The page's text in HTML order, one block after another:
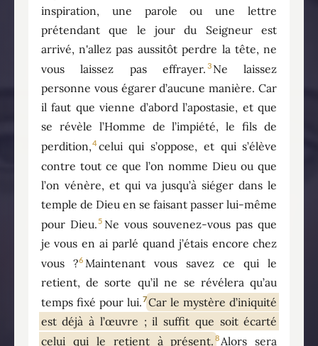
inspiration, une parole ou une lettre
prétendant que le jour du Seigneur est
arrivé, n'allez pas aussitôt perdre la tête, ne
vous laissez pas effrayer. 3 Ne laissez
personne vous égarer d’aucune manière. Car
il faut que vienne d’abord l’apostasie, et que
se révèle l’Homme de l’impiété, le fils de
perdition,4 celui qui s’oppose, et qui s’élève
contre tout ce que l’on nomme Dieu ou que
l’on vénère, et qui va jusqu’à siéger dans le
temple de Dieu en se faisant passer lui-même
pour Dieu. 5 Ne vous souvenez-vous pas que
je vous en ai parlé quand j’étais encore chez
vous ?6 Maintenant vous savez ce qui le
retient, de sorte qu’il ne se révélera qu’au
temps fixé pour lui.7Car le mystère d’iniquité
est déjà à l’œuvre ; il suffit que soit écarté
celui qui le retient à présent. 8Alors sera